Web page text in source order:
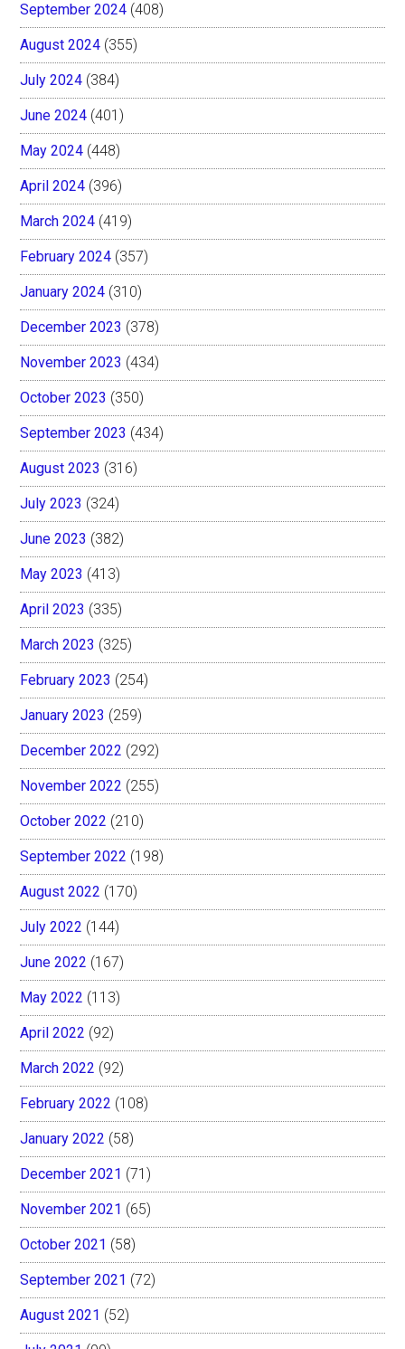
September 2024 (408)
August 2024 (355)
July 2024 (384)
June 2024 (401)
May 2024 (448)
April 2024 (396)
March 2024 (419)
February 2024 (357)
January 2024 (310)
December 2023 (378)
November 2023 (434)
October 2023 (350)
September 2023 (434)
August 2023 (316)
July 2023 (324)
June 2023 (382)
May 2023 (413)
April 2023 (335)
March 2023 (325)
February 2023 (254)
January 2023 (259)
December 2022 (292)
November 2022 (255)
October 2022 (210)
September 2022 (198)
August 2022 (170)
July 2022 (144)
June 2022 (167)
May 2022 (113)
April 2022 (92)
March 2022 (92)
February 2022 (108)
January 2022 (58)
December 2021 (71)
November 2021 (65)
October 2021 (58)
September 2021 (72)
August 2021 (52)